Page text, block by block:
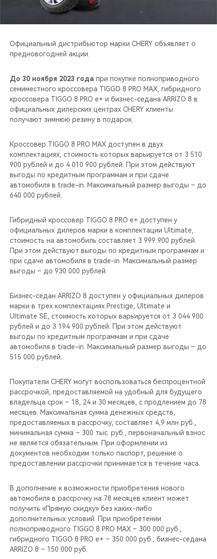
CHERY И СПОРТ
НАШИ МЕРОПРИЯТИЯ
ВИДЕООБЗОРЫ
CHERY ДЛЯ ДЕТЕЙ
Официальный дистрибьютор марки CHERY объявляет о
предновогодней акции.
До 30 ноября 2023 года при покупке полноприводного
семиместного кроссовера TIGGO 8 PRO MAX, гибридного
кроссовера TIGGO 8 PRO e+ и бизнес-седана ARRIZO 8 в
официальных дилерских центрах CHERY клиенты
получают зимнюю резину в подарок.
Кроссовер TIGGO 8 PRO MAX доступен в двух
комплектациях, стоимость которых варьируется от 3 510
900 рублей и до 4 010 900 рублей. При этом действуют
выгоды по кредитным программам и при сдаче
автомобиля в trade-in. Максимальный размер выгоды – до
640 000 рублей.
Гибридный кроссовер TIGGO 8 PRO e+ доступен у
официальных дилеров марки в комплектации Ultimate,
стоимость на автомобиль составляет 3 999 900 рублей.
При этом действуют выгоды по кредитным программам и
при сдаче автомобиля в trade-in. Максимальный размер
выгоды – до 930 000 рублей.
Бизнес-седан ARRIZO 8 доступен у официальных дилеров
марки в трех комплектациях Prestige, Ultimate и
Ultimate SE, стоимость которых варьируется от 3 044 900
рублей и до 3 194 900 рублей. При этом действуют
выгоды по кредитным программам и при сдаче
автомобиля в trade-in. Максимальный размер выгоды – до
515 000 рублей.
Покупатели CHERY могут воспользоваться беспроцентной
рассрочкой, предоставляемой на удобный для будущего
владельца срок – 18, 24 и 30 месяцев, с продлением до 78
месяцев. Максимальная сумма денежных средств,
предоставляемых в рассрочку, составляет 4,9 млн руб.,
минимальная сумма – 300 тыс. руб., первоначальный взнос
не является обязательным. При оформлении из
документов необходим только паспорт, решение о
предоставлении рассрочки принимается в течение часа.
В дополнение к возможности приобретения нового
автомобиля в рассрочку на 78 месяцев клиент может
получить «Прямую скидку» без каких-либо
дополнительных условий. При приобретении
полноприводного TIGGO 8 PRO MAX – 300 000 руб.,
гибридного TIGGO 8 PRO e+ – 350 000 руб., бизнес-седана
ARRIZO 8 – 150 000 руб.